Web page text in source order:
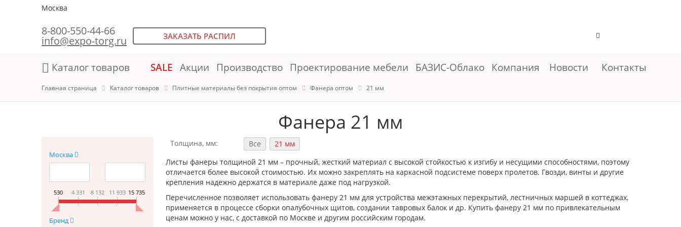
Москва
8-800-550-44-66
info@expo-torg.ru ЗАКАЗАТЬ РАСПИЛ
Каталог товаров SALE Акции Производство Проектирование мебели БАЗИС-Облако Компания Новости Контакты
Главная страница Каталог товаров Плитные материалы без покрытия оптом Фанера оптом 21 мм
Фанера 21 мм
Москва
530 4 331 8 132 11 933 15 735
Бренд
Толщина, мм: Все
21 мм
Листы фанеры толщиной 21 мм – прочный, жесткий материал с высокой стойкостью к изгибу и несущими способностями, поэтому
отличается более высокой стоимостью. Их можно закреплять на каркасной подсистеме поверх пролетов. Гвозди, винты и другие
крепления надежно держатся в материале даже под нагрузкой.
Перечисленное позволяет использовать фанеру 21 мм для устройства межэтажных перекрытий, лестничных маршей в коттеджах,
применяется в процессе сборки опалубочных щитов, создании тавровых балок и др. Купить фанеру 21 мм по привлекательным
ценам можно у нас, с доставкой по Москве и другим российским городам.